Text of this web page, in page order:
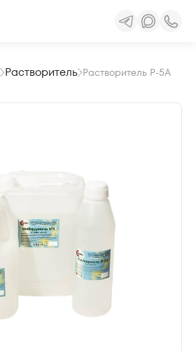
Растворитель Растворитель Р-5А